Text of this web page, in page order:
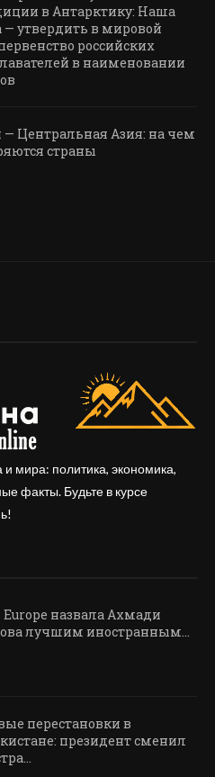
в Антарктику: Наша
— утвердить в мировой
российских
в наименовании
— Центральная Азия: на чем
страны
мира: политика, экономика,
факты. Будьте в курсе
назвала Ахмади
лучшим иностранным...
перестановки в
президент сменил